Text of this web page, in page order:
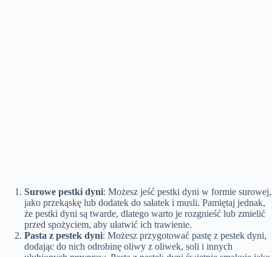
Surowe pestki dyni: Możesz jeść pestki dyni w formie surowej,
jako przekąskę lub dodatek do sałatek i musli. Pamiętaj jednak,
że pestki dyni są twarde, dlatego warto je rozgnieść lub zmielić
przed spożyciem, aby ułatwić ich trawienie.
Pasta z pestek dyni: Możesz przygotować pastę z pestek dyni,
dodając do nich odrobinę oliwy z oliwek, soli i innych